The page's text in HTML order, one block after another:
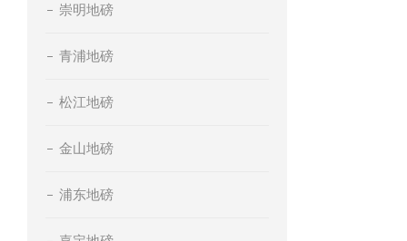
崇明地磅
青浦地磅
松江地磅
金山地磅
浦东地磅